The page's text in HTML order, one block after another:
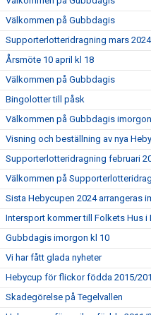
Välkommen på Gubbdagis
Supporterlotteridragning mars 2024
Årsmöte 10 april kl 18
Välkommen på Gubbdagis
Bingolotter till påsk
Välkommen på Gubbdagis
Visning och beställning av nya
Supporterlotteridragning februari
Välkommen på
Sista Hebycupen 2024 arrangeras
Intersport kommer till Folkets Hus i
Gubbdagis imorgon kl 10
Vi har fått glada nyheter
Hebycup för flickor födda 2015/
Skadegörelse på Tegelvallen